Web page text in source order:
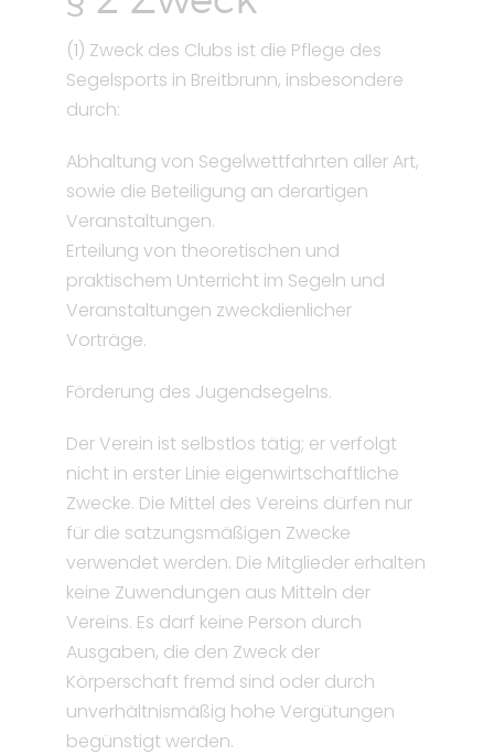
(1) Zweck des Clubs ist die Pflege des
Segelsports in Breitbrunn, insbesondere
durch:
Abhaltung von Segelwettfahrten aller Art,
sowie die Beteiligung an derartigen
Veranstaltungen.
Erteilung von theoretischen und
praktischem Unterricht im Segeln und
Veranstaltungen zweckdienlicher
Vorträge.
Förderung des Jugendsegelns.
Der Verein ist selbstlos tätig; er verfolgt
nicht in erster Linie eigenwirtschaftliche
Zwecke. Die Mittel des Vereins dürfen nur
für die satzungsmäßigen Zwecke
verwendet werden. Die Mitglieder erhalten
keine Zuwendungen aus Mitteln der
Vereins. Es darf keine Person durch
Ausgaben, die den Zweck der
Körperschaft fremd sind oder durch
unverhältnismäßig hohe Vergütungen
begünstigt werden.